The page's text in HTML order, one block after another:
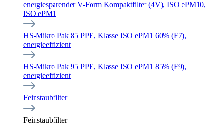
energiesparender V-Form Kompaktfilter (4V), ISO ePM10,
ISO ePM1
HS-Mikro Pak 85 PPE, Klasse ISO ePM1 60% (F7),
energieeffizient
HS-Mikro Pak 95 PPE, Klasse ISO ePM1 85% (F9),
energieeffizient
Feinstaubfilter
Feinstaubfilter